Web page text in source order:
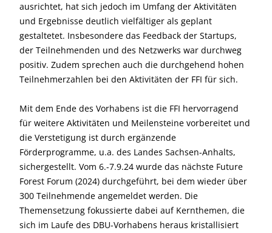
ausrichtet, hat sich jedoch im Umfang der Aktivitäten
und Ergebnisse deutlich vielfältiger als geplant
gestaltetet. Insbesondere das Feedback der Startups,
der Teilnehmenden und des Netzwerks war durchweg
positiv. Zudem sprechen auch die durchgehend hohen
Teilnehmerzahlen bei den Aktivitäten der FFI für sich.
Mit dem Ende des Vorhabens ist die FFI hervorragend
für weitere Aktivitäten und Meilensteine vorbereitet und
die Verstetigung ist durch ergänzende
Förderprogramme, u.a. des Landes Sachsen-Anhalts,
sichergestellt. Vom 6.-7.9.24 wurde das nächste Future
Forest Forum (2024) durchgeführt, bei dem wieder über
300 Teilnehmende angemeldet werden. Die
Themensetzung fokussierte dabei auf Kernthemen, die
sich im Laufe des DBU-Vorhabens heraus kristallisiert